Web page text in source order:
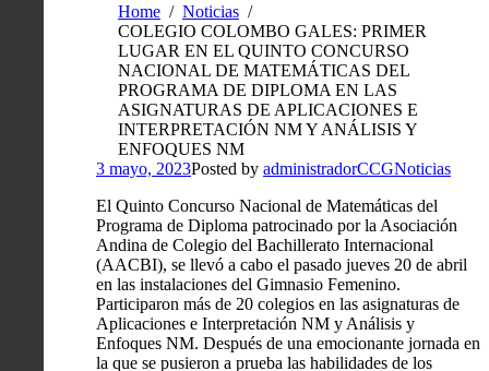
Home
Noticias
COLEGIO COLOMBO GALES: PRIMER
LUGAR EN EL QUINTO CONCURSO
NACIONAL DE MATEMÁTICAS DEL
PROGRAMA DE DIPLOMA EN LAS
ASIGNATURAS DE APLICACIONES E
INTERPRETACIÓN NM Y ANÁLISIS Y
ENFOQUES NM
3 mayo, 2023Posted by administradorCCGNoticias
El Quinto Concurso Nacional de Matemáticas del
Programa de Diploma patrocinado por la Asociación
Andina de Colegio del Bachillerato Internacional
(AACBI), se llevó a cabo el pasado jueves 20 de abril
en las instalaciones del Gimnasio Femenino.
Participaron más de 20 colegios en las asignaturas de
Aplicaciones e Interpretación NM y Análisis y
Enfoques NM. Después de una emocionante jornada en
la que se pusieron a prueba las habilidades de los